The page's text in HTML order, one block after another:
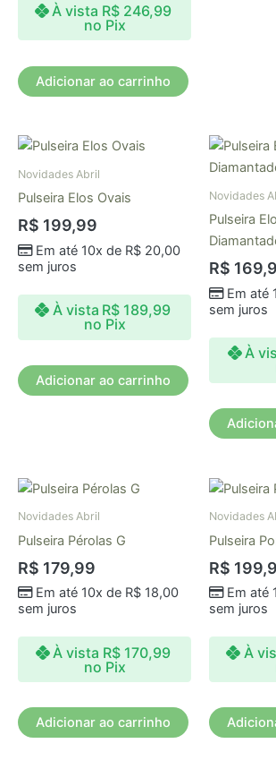
À vista R$246,99
no Pix
Adicionar ao carrinho
Novidades Abril
Pulseira Elos Ovais
R$ 199,99
Em até 10x de R$20,00
sem juros
À vista R$ 189,99
no Pix
Adicionar ao carrinho
Novidades
Pulseira
R$
Em até
sem juros
À
Novidades Abril
Pulseira Pérolas G
R$ 179,99
Em até 10x de R$18,00
sem juros
À vista R$170,99
no Pix
Adicionar ao carrinho
Novidades
Pulseira
R$
Em até
sem juros
À